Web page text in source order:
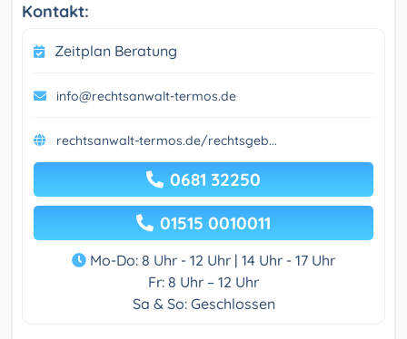
Kontakt:
Zeitplan Beratung
info@rechtsanwalt-termos.de
rechtsanwalt-termos.de/rechtsgeb...
0681 32250
01515 0010011
Mo-Do: 8 Uhr - 12 Uhr | 14 Uhr - 17 Uhr
Fr: 8 Uhr – 12 Uhr
Sa & So: Geschlossen